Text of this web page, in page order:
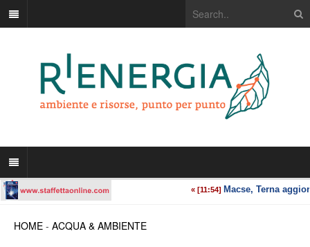
HOME - ACQUA & AMBIENTE